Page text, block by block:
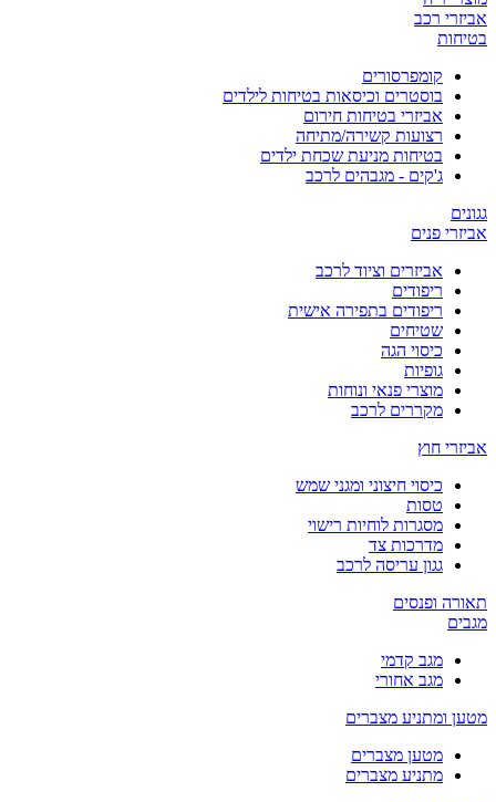
אביזרי רכב
בטיחות
קומפרסורים
בוסטרים וכיסאות בטיחות לילדים
אביזרי בטיחות חירום
רצועות קשירה/מתיחה
בטיחות מניעת שכחת ילדים
ג'קים - מגבהים לרכב
גגונים
אביזרי פנים
אביזרים וציוד לרכב
ריפודים
ריפודים בתפירה אישית
שטיחים
כיסוי הגה
גופיות
מוצרי פנאי ונוחות
מקררים לרכב
אביזרי חוץ
כיסוי חיצוני ומגני שמש
טסות
מסגרות לוחיות רישוי
מדרכות צד
גגון עריסה לרכב
תאורה ופנסים
מגבים
מגב קדמי
מגב אחורי
מטען ומתניע מצברים
מטען מצברים
מתניע מצברים